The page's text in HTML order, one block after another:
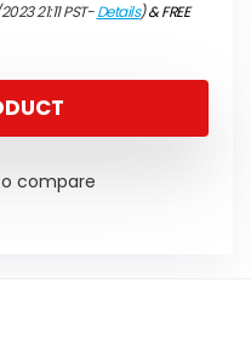
21:11 PST-Details)&FREE
compare